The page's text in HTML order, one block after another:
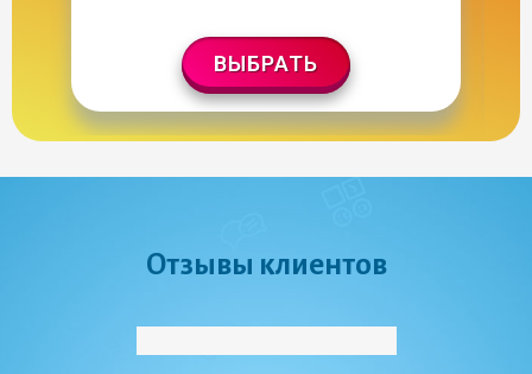
ВЫБРАТЬ
Отзывы клиентов